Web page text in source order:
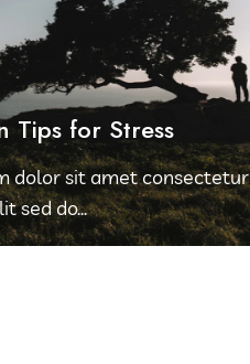
Tips for Stress
dolor sit amet consectetur
sed do...